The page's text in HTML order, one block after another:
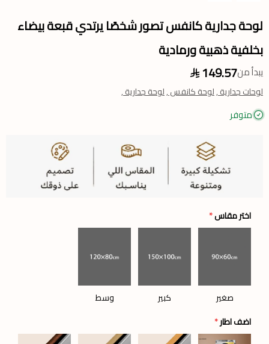
لوحة جدارية كانفس تصور شخصًا يرتدي قبعة بيضاء
بخلفية ذهبية ورمادية
يبدأ من149.57
لوحات جدارية ,لوحة كانفس ,لوحة جدارية ,
متوفر
اختر مقاس*
صغير كبير
وسط
اضف اطار*